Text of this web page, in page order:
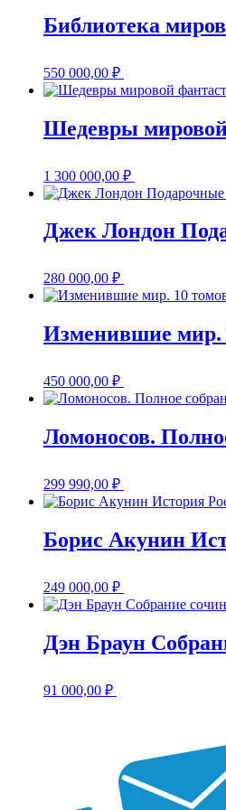
Библиотека
550 000,00 ₽
Шедевры
1 300 000,00 ₽
Джек Лондон
280 000,00 ₽
Изменившие мир.
450 000,00 ₽
Ломоносов.
299 990,00 ₽
Борис Акунин
249 000,00 ₽
Дэн Браун
91 000,00 ₽